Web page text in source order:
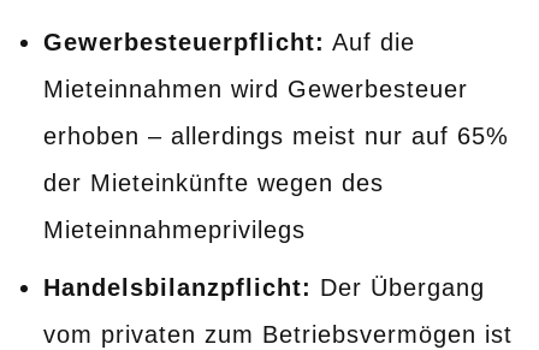
Gewerbesteuerpflicht: Auf die
Mieteinnahmen wird Gewerbesteuer
erhoben – allerdings meist nur auf 65%
der Mieteinkünfte wegen des
Mieteinnahmeprivilegs
Handelsbilanzpflicht: Der Übergang
vom privaten zum Betriebsvermögen ist